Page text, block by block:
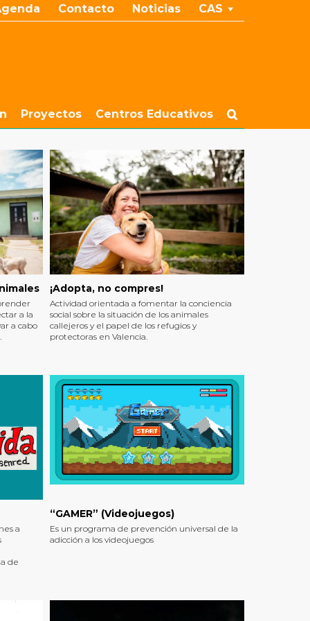
Contacto Noticias CAS
Proyectos Centros Educativos
a la
a cabo
¡Adopta, no compres!
Actividad orientada a fomentar la conciencia
social sobre la situación de los animales
callejeros y el papel de los refugios y
protectoras en Valencia.
a
de
“GAMER” (Videojuegos)
Es un programa de prevención universal de la
adicción a los videojuegos